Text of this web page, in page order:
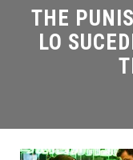
THE
LO